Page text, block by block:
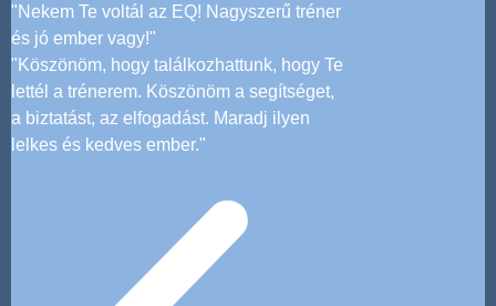
"Nekem Te voltál az EQ! Nagyszerű tréner
és jó ember vagy!"
"Köszönöm, hogy találkozhattunk, hogy Te
lettél a trénerem. Köszönöm a segítséget,
a biztatást, az elfogadást. Maradj ilyen
lelkes és kedves ember."